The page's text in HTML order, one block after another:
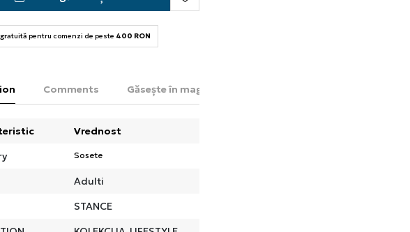
pentru comenzi de peste 400 RON
Comments Găsește în magazin
Vrednost
Sosete
Adulti
STANCE